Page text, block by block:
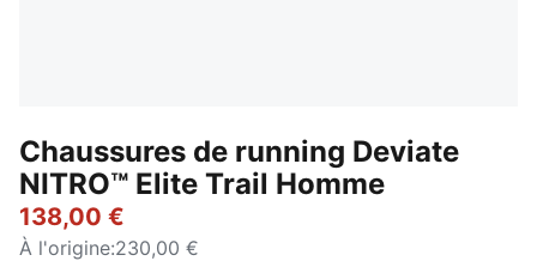
Chaussures de running Deviate
NITRO™ Elite Trail Homme
138,00 €
À l'origine:230,00 €